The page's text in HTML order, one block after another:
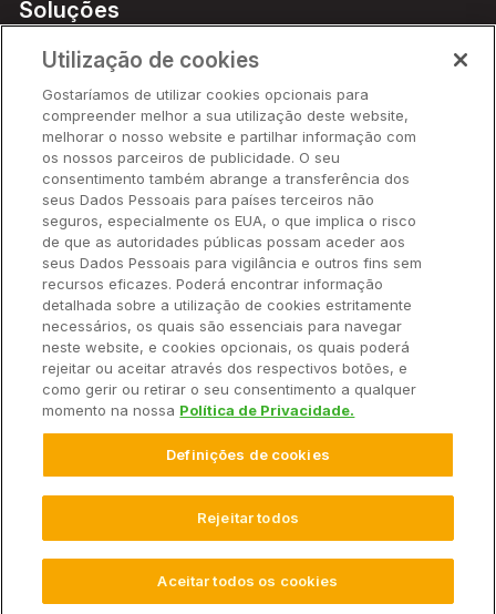
Soluções
Parceiros
Hardware
Ajuda Rápida
Recursos
Empresa
Contato
© 2025 Climate LLC. Todos os direitos reservados.
Declaração de Privacidade Perguntas e Respostas
Isenção de Responsabilidade
Configurações de Cookies
Utilização de cookies
Gostaríamos de utilizar cookies opcionais para
compreender melhor a sua utilização deste website,
melhorar o nosso website e partilhar informação com
os nossos parceiros de publicidade. O seu
consentimento também abrange a transferência dos
seus Dados Pessoais para países terceiros não
seguros, especialmente os EUA, o que implica o risco
de que as autoridades públicas possam aceder aos
seus Dados Pessoais para vigilância e outros fins sem
recursos eficazes. Poderá encontrar informação
detalhada sobre a utilização de cookies estritamente
necessários, os quais são essenciais para navegar
neste website, e cookies opcionais, os quais poderá
rejeitar ou aceitar através dos respectivos botões, e
como gerir ou retirar o seu consentimento a qualquer
momento na nossa Política de Privacidade.
Definições de cookies
Rejeitar todos
Aceitar todos os cookies